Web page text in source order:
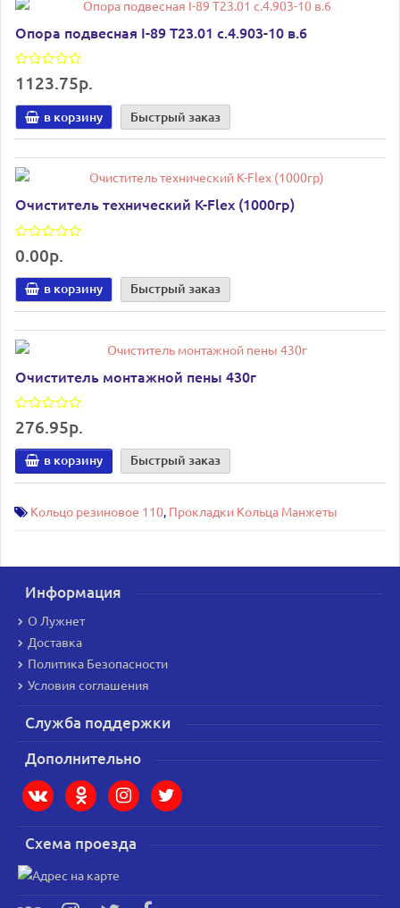
Опора подвесная I-89 Т23.01 с.4.903-10 в.6
1123.75р.
в корзину Быстрый заказ
Очиститель технический K-Flex (1000гр)
0.00р.
в корзину Быстрый заказ
Очиститель монтажной пены 430г
276.95р.
в корзину Быстрый заказ
Кольцо резиновое 110, Прокладки Кольца Манжеты
Информация
О Лужнет
Доставка
Политика Безопасности
Условия соглашения
Служба поддержки
Дополнительно
Схема проезда